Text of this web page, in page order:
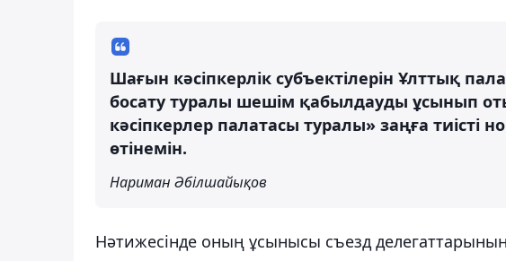
Шағын кәсіпкерлік субъектілерін Ұлттық
босату туралы шешім қабылдауды ұсынып
кәсіпкерлер палатасы туралы» заңға тиісті
өтінемін.
Нариман Әбілшайықов
Нәтижесінде оның ұсынысы съезд